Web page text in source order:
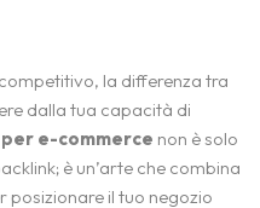
la differenza tra
dalla tua capacità di
per e-commerce non è solo
è un’arte che combina
posizionare il tuo negozio